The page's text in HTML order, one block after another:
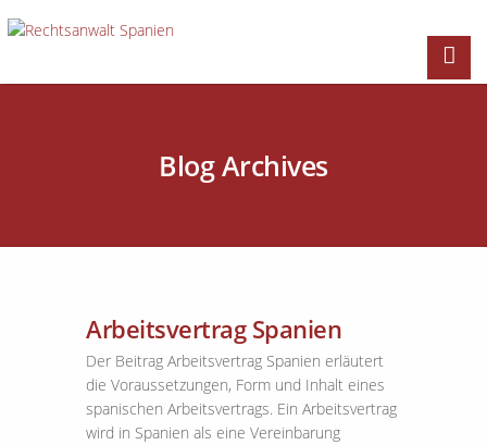
Blog Archives
Arbeitsvertrag Spanien
Der Beitrag Arbeitsvertrag Spanien erläutert
die Voraussetzungen, Form und Inhalt eines
spanischen Arbeitsvertrags. Ein Arbeitsvertrag
wird in Spanien als eine Vereinbarung